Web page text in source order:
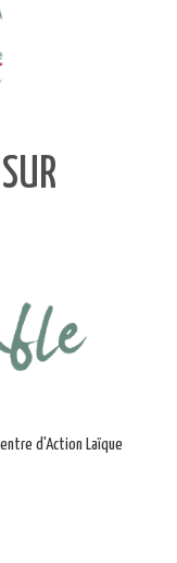
d'Action Laïque